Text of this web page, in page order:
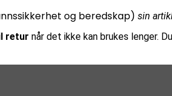
og beredskap) sin
retur når det ikke kan brukes lenger.